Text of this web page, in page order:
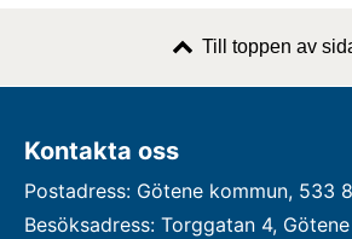
Till toppen av
Kontakta oss
Postadress: Götene kommun, 533
Besöksadress: Torggatan 4, Götene